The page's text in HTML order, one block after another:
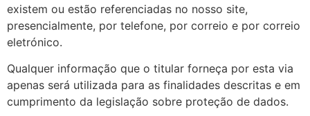
existem ou estão referenciadas no nosso site,
presencialmente, por telefone, por correio e por correio
eletrónico.
Qualquer informação que o titular forneça por esta via
apenas será utilizada para as finalidades descritas e em
cumprimento da legislação sobre proteção de dados.